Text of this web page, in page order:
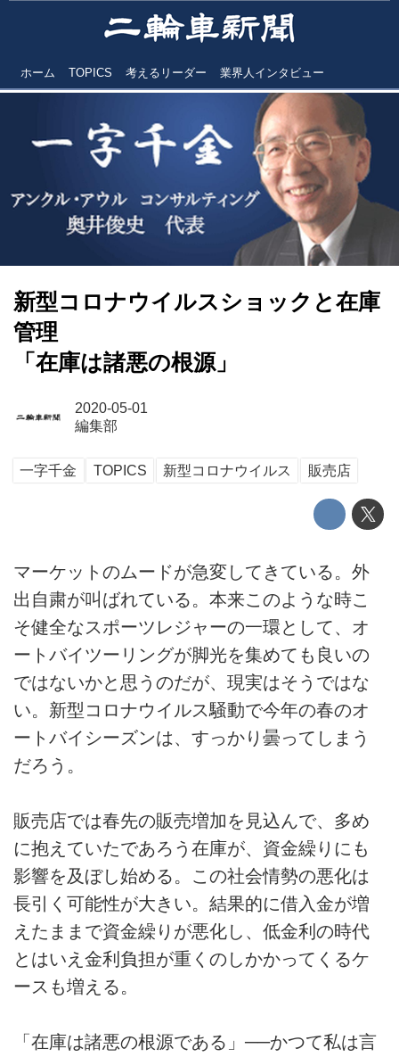
ホーム TOPICS 考えるリーダー 業界人インタビュー
新型コロナウイルスショックと在庫
管理
「在庫は諸悪の根源」
2020-05-01
編集部
一字千金 TOPICS 新型コロナウイルス 販売店
マーケットのムードが急変してきている。外
出自粛が叫ばれている。本来このような時こ
そ健全なスポーツレジャーの一環として、オ
ートバイツーリングが脚光を集めても良いの
ではないかと思うのだが、現実はそうではな
い。新型コロナウイルス騒動で今年の春のオ
ートバイシーズンは、すっかり曇ってしまう
だろう。
販売店では春先の販売増加を見込んで、多め
に抱えていたであろう在庫が、資金繰りにも
影響を及ぼし始める。この社会情勢の悪化は
長引く可能性が大きい。結果的に借入金が増
えたままで資金繰りが悪化し、低金利の時代
とはいえ金利負担が重くのしかかってくるケ
ースも増える。
「在庫は諸悪の根源である」──かつて私は言